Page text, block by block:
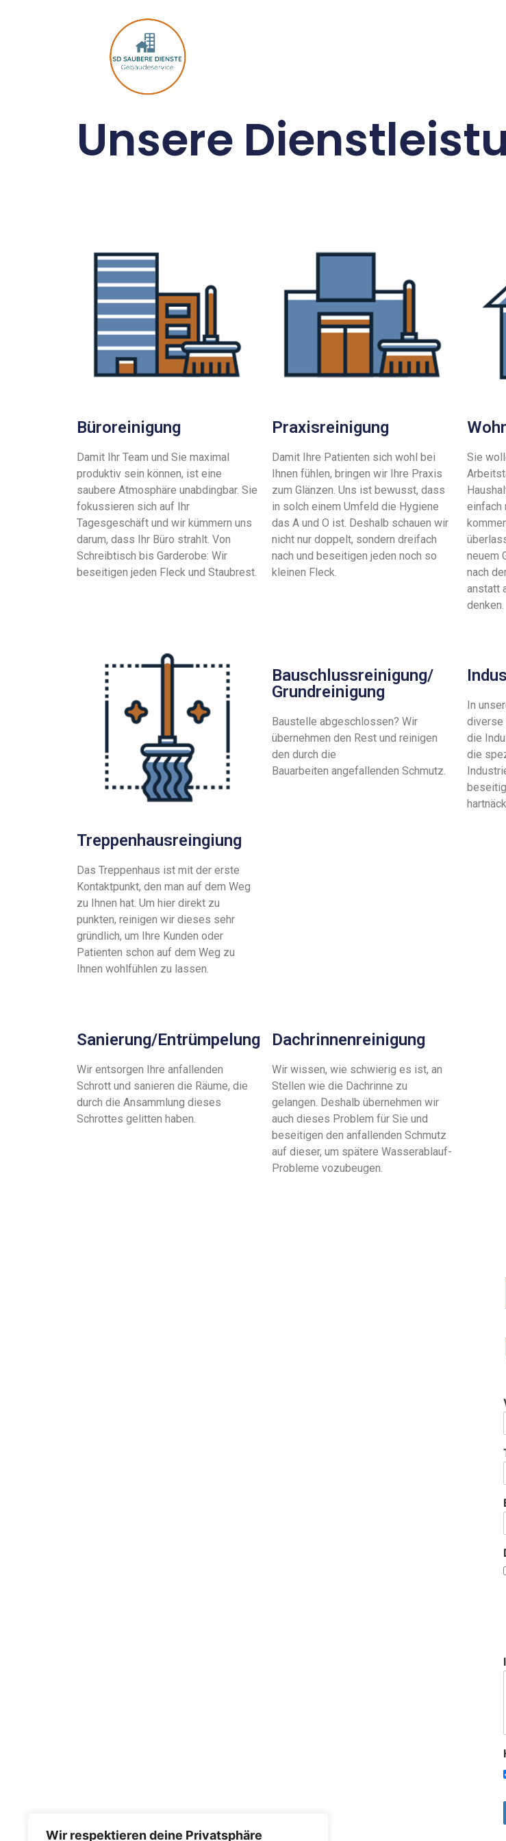
Wir respektieren deine Privatsphäre
Unsere
Büroreinigung
Damit Ihr Team und Sie maximal
produktiv sein können, ist eine
saubere Atmosphäre unabdingbar. Sie
fokussieren sich auf Ihr
Tagesgeschäft und wir kümmern uns
darum, dass Ihr Büro strahlt. Von
Schreibtisch bis Garderobe: Wir
beseitigen jeden Fleck und Staubrest.
Praxisreinigung
Damit Ihre Patienten sich wohl bei
Ihnen fühlen, bringen wir Ihre Praxis
zum Glänzen. Uns ist bewusst, dass
in solch einem Umfeld die Hygiene
das A und O ist. Deshalb schauen wir
nicht nur doppelt, sondern dreifach
nach und beseitigen jeden noch so
kleinen Fleck.
Sie
einfach
neuem
nach
anstatt
denken.
Treppenhausreingiung
Das Treppenhaus ist mit der erste
Kontaktpunkt, den man auf dem Weg
zu Ihnen hat. Um hier direkt zu
punkten, reinigen wir dieses sehr
gründlich, um Ihre Kunden oder
Patienten schon auf dem Weg zu
Ihnen wohlfühlen zu lassen.
Bauschlussreinigung/
Grundreinigung
Baustelle abgeschlossen? Wir
übernehmen den Rest und reinigen
den durch die
Bauarbeiten angefallenden Schmutz.
In
diverse
die
die
Sanierung/Entrümpelung
Wir entsorgen Ihre anfallenden
Schrott und sanieren die Räume, die
durch die Ansammlung dieses
Schrottes gelitten haben.
Dachrinnenreinigung
Wir wissen, wie schwierig es ist, an
Stellen wie die Dachrinne zu
gelangen. Deshalb übernehmen wir
auch dieses Problem für Sie und
beseitigen den anfallenden Schmutz
auf dieser, um spätere Wasserablauf-
Probleme vozubeugen.